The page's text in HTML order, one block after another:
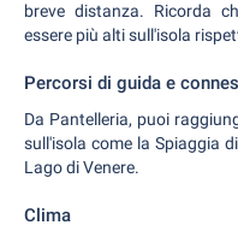
breve distanza. Ricorda
essere più alti sull'isola
Percorsi di guida e
Da Pantelleria, puoi
sull'isola come la Spiaggia
Lago di Venere.
Clima